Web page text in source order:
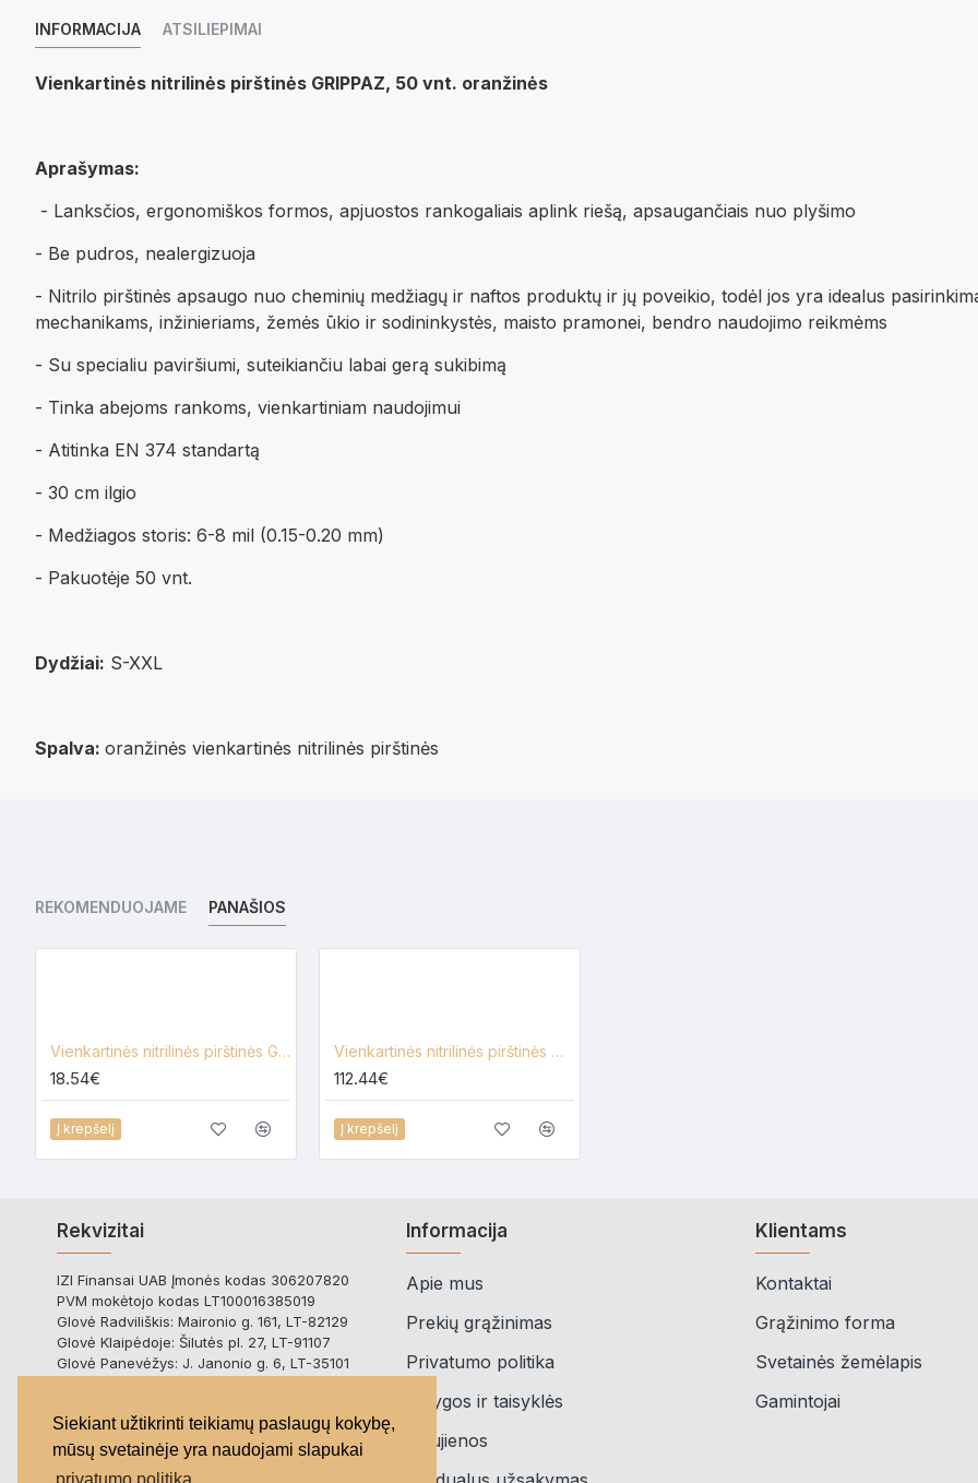
Siekiant užtikrinti teikiamų paslaugų kokybę,
mūsų svetainėje yra naudojami slapukai
INFORMACIJA ATSILIEPIMAI
Vienkartinės nitrilinės pirštinės GRIPPAZ, 50 vnt. oranžinės
Aprašymas:
- Lanksčios, ergonomiškos formos, apjuostos rankogaliais aplink riešą, apsaugančiais nuo plyšimo
- Be pudros, nealergizuoja
- Nitrilo pirštinės apsaugo nuo cheminių medžiagų ir naftos produktų ir jų poveikio, todėl jos yra idealus
mechanikams, inžinieriams, žemės ūkio ir sodininkystės, maisto pramonei, bendro naudojimo reikmėms
- Su specialiu paviršiumi, suteikiančiu labai gerą sukibimą
- Tinka abejoms rankoms, vienkartiniam naudojimui
- Atitinka EN 374 standartą
- 30 cm ilgio
- Medžiagos storis: 6-8 mil (0.15-0.20 mm)
- Pakuotėje 50 vnt.
Dydžiai: S-XXL
Spalva: oranžinės vienkartinės nitrilinės pirštinės
REKOMENDUOJAME PANAŠIOS
Vienkartinės nitrilinės pirštinės Gloves Pro juodos, 100vnt.
18.54€
Į krepšelį
Vienkartinės nitrilinės pirštinės M-Safe Grippaz 246, oranžinės, 500vnt.
112.44€
Į krepšelį
Rekvizitai
IZI Finansai UAB Įmonės kodas 306207820
PVM mokėtojo kodas LT100016385019
Glovė Radviliškis: Maironio g. 161, LT-82129
Glovė Klaipėdoje: Šilutės pl. 27, LT-91107
Glovė Panevėžys: J. Janonio g. 6, LT-35101
LT723500010017054538
Informacija
Apie mus
Prekių grąžinimas
Privatumo politika
Sąlygos ir taisyklės
Naujienos
Klientams
Kontaktai
Grąžinimo forma
Svetainės žemėlapis
Gamintojai